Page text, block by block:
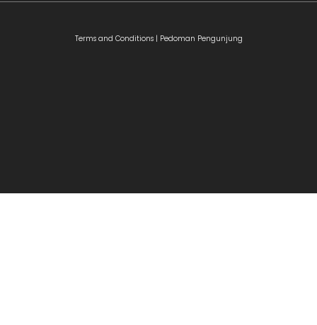
Terms and Conditions | Pedoman Pengunjung